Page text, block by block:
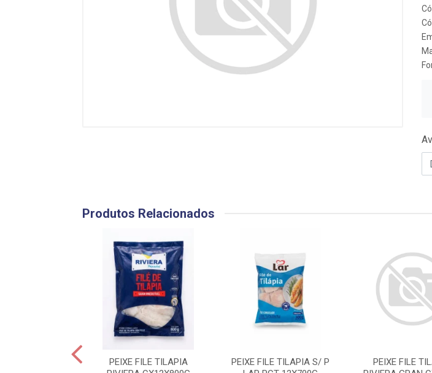
Produtos Relacionados
PEIXE FILE TILAPIA
PEIXE FILE TILAPIA S/ P
PEIXE FILE